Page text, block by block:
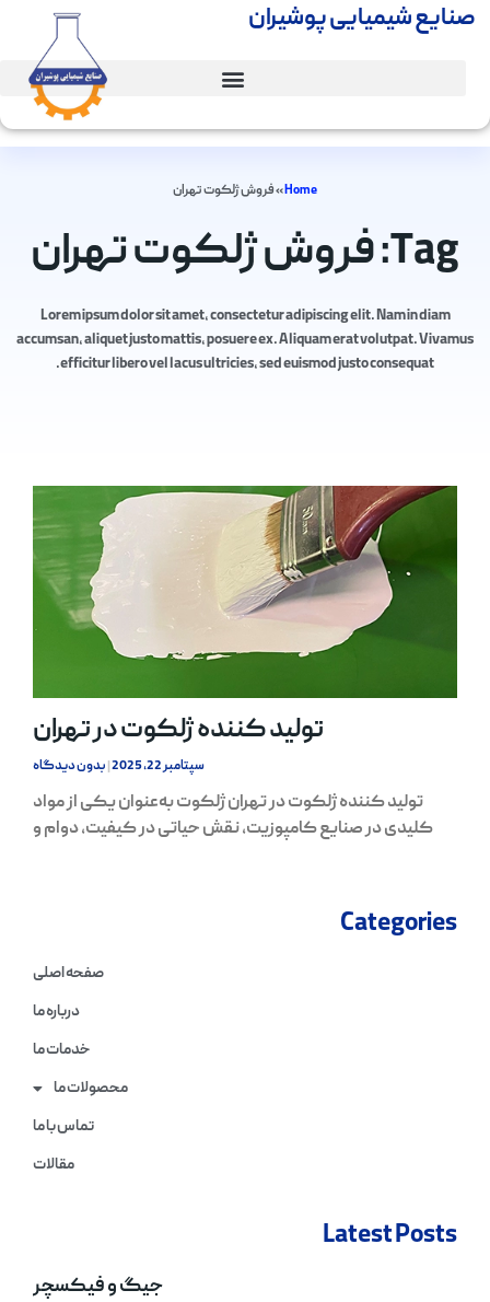
صنایع شیمیایی پوشیران
Home
»فروش ژلکوت تهران
Tag: فروش ژلکوت تهران
Lorem ipsum dolor sit amet, consectetur adipiscing elit. Nam in diam
accumsan, aliquet justo mattis, posuere ex. Aliquam erat volutpat. Vivamus
efficitur libero vel lacus ultricies, sed euismod justo consequat.
تولید کننده ژلکوت در تهران
سپتامبر 22, 2025 بدون دیدگاه
تولید کننده ژلکوت در تهران ژلکوت به‌عنوان یکی از مواد
کلیدی در صنایع کامپوزیت، نقش حیاتی در کیفیت، دوام و
Categories
صفحه اصلی
درباره ما
خدمات ما
محصولات ما
تماس با ما
مقالات
Latest Posts
جیگ و فیکسچر